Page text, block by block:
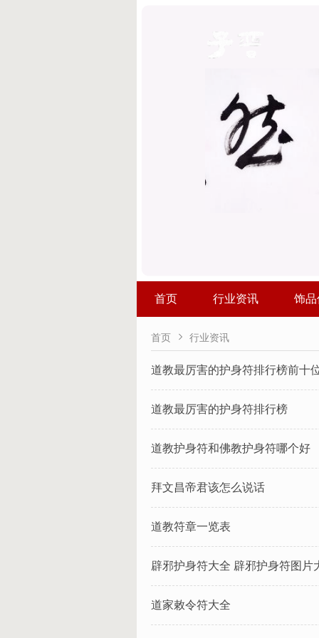
首页 行业资讯 饰
首页  行业资讯
道教最厉害的护身符排行榜前十
道教最厉害的护身符排行榜
道教护身符和佛教护身符哪个好
拜文昌帝君该怎么说话
道教符章一览表
辟邪护身符大全 辟邪护身符图片
道家敕令符大全